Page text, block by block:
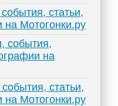
статьи,
Мотогонки.ру
события,
на
статьи,
Мотогонки.ру